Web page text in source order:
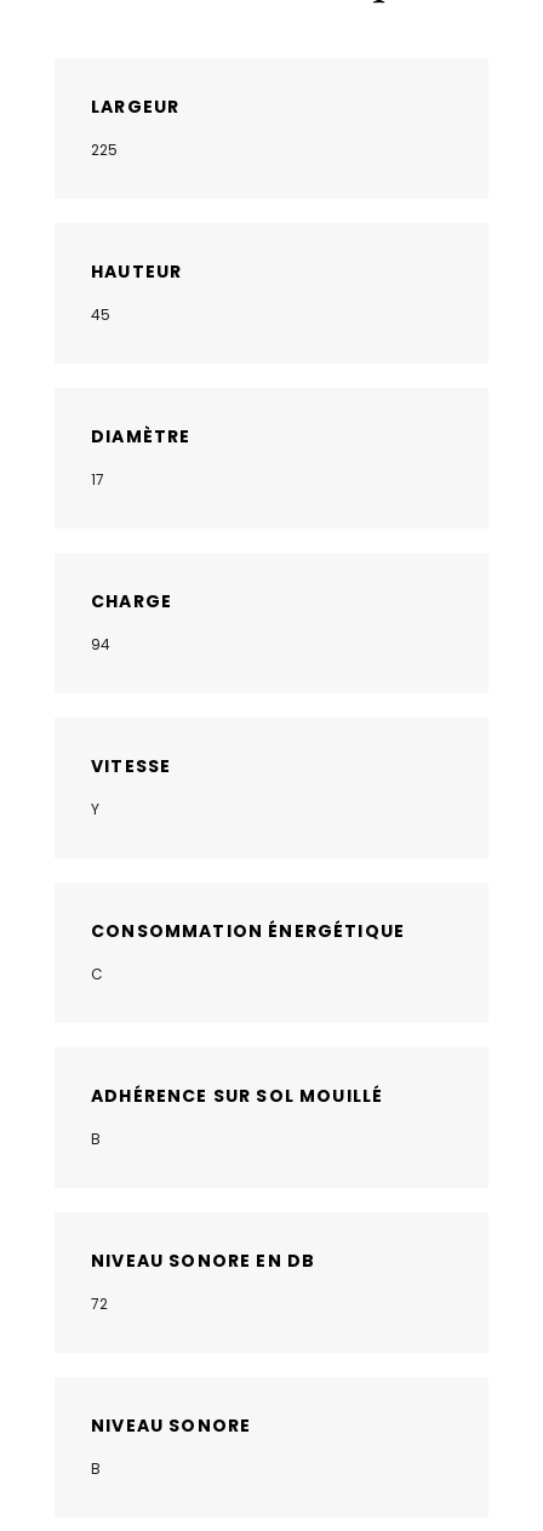
LARGEUR
225
HAUTEUR
45
DIAMÈTRE
17
CHARGE
94
VITESSE
Y
CONSOMMATION ÉNERGÉTIQUE
C
ADHÉRENCE SUR SOL MOUILLÉ
B
NIVEAU SONORE EN DB
72
NIVEAU SONORE
B